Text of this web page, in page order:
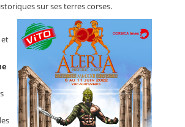
sur ses terres corses.
et